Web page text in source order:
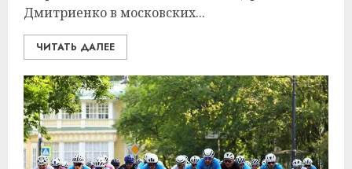
Дмитриенко в московских...
ЧИТАТЬ ДАЛЕЕ